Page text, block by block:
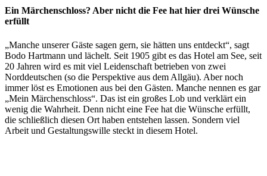
Ein Märchenschloss? Aber nicht die Fee hat hier drei Wünsche
erfüllt
„Manche unserer Gäste sagen gern, sie hätten uns entdeckt“, sagt
Bodo Hartmann und lächelt. Seit 1905 gibt es das Hotel am See, seit
20 Jahren wird es mit viel Leidenschaft betrieben von zwei
Norddeutschen (so die Perspektive aus dem Allgäu). Aber noch
immer löst es Emotionen aus bei den Gästen. Manche nennen es gar
„Mein Märchenschloss“. Das ist ein großes Lob und verklärt ein
wenig die Wahrheit. Denn nicht eine Fee hat die Wünsche erfüllt,
die schließlich diesen Ort haben entstehen lassen. Sondern viel
Arbeit und Gestaltungswille steckt in diesem Hotel.